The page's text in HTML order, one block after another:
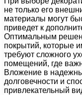
не только его
материалы могут
приведет к
Оптимальным
покрытий, которые
требуют сложного
помещений, где
Вложение в
долговечности и
привлекательный